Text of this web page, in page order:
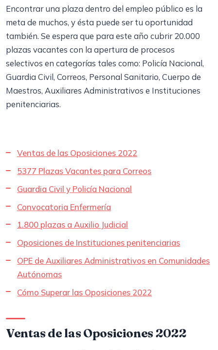
Encontrar una plaza dentro del empleo público es la
meta de muchos, y ésta puede ser tu oportunidad
también. Se espera que para este año cubrir 20.000
plazas vacantes con la apertura de procesos
selectivos en categorías tales como: Policía Nacional,
Guardia Civil, Correos, Personal Sanitario, Cuerpo de
Maestros, Auxiliares Administrativos e Instituciones
penitenciarias.
Ventas de las Oposiciones 2022
5377 Plazas Vacantes para Correos
Guardia Civil y Policía Nacional
Convocatoria Enfermería
1.800 plazas a Auxilio Judicial
Oposiciones de Instituciones penitenciarias
OPE de Auxiliares Administrativos en Comunidades
Autónomas
Cómo Superar las Oposiciones 2022
Ventas de las Oposiciones 2022